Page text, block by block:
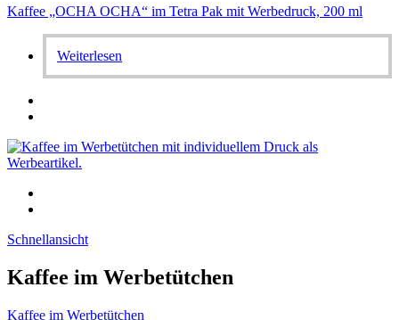
Kaffee „OCHA OCHA“ im Tetra Pak mit Werbedruck, 200 ml
Weiterlesen
Schnellansicht
Kaffee im Werbetütchen
Kaffee im Werbetütchen